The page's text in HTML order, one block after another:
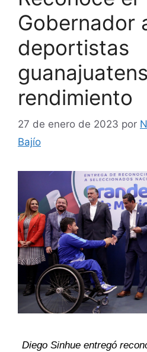
Gobernador
deportistas
rendimiento
27 de enero de 2023 por
Bajío
Diego Sinhue entregó